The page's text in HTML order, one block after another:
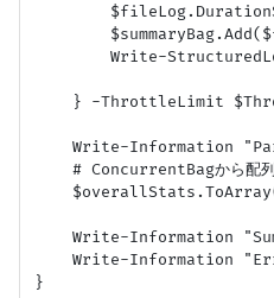
Write-
} -ThrottleLimit
Write-Information
# ConcurrentBagから配列
Write-Information
Write-Information